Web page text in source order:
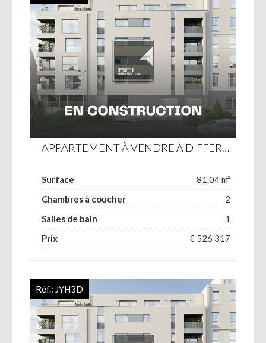
APPARTEMENT À VENDRE À DIFFERDANGE
Surface
81.04 m²
Chambres à coucher
2
Salles de bain
1
Prix
€ 526 317
Réf.: JYH3D